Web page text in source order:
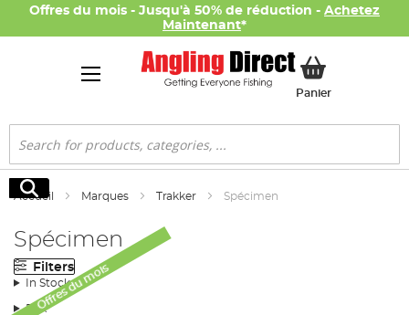
Offres du mois - Jusqu'à 50% de réduction - Achetez
Maintenant*
PanierMon panier
Rechercher
Rechercher
Accueil Marques Trakker Spécimen
Spécimen
Filters
In Stock
PrixOffres du mois